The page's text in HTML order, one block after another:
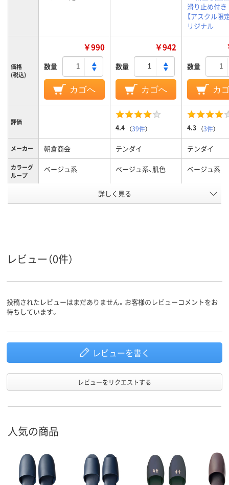
滑り止め付
【アスクル限
リジナル
価格
(税込)
￥990
数量
カゴへ
￥942
数量
カゴへ
数量
カ
評価
4.4 （39件） 4.3 （3件）
メーカー 朝倉商会 テンダイ テンダイ
カラーグ
ループ
ベージュ系 ベージュ系、肌色 ベージュ系
抗菌
詳しく見る
レビュー（0件）
投稿されたレビューはまだありません。お客様のレビューコメントをお
待ちしています。
レビューを書く
レビューをリクエストする
人気の商品